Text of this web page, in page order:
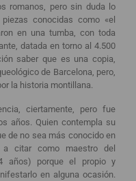
romanos, pero sin duda lo
conocidas como «el
en una tumba, con toda
datada en torno al 4.500
saber que es una copia,
de Barcelona, pero,
la historia montillana.
ciertamente, pero fue
años. Quien contempla su
de no sea más conocido en
citar como maestro del
años) porque el propio y
en alguna ocasión.